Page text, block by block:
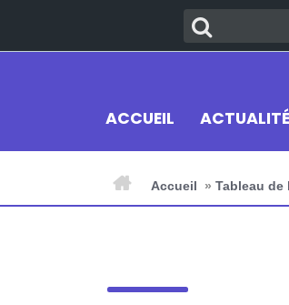
contenu
Recherche
ACCUEIL
Accueil » Tableau de